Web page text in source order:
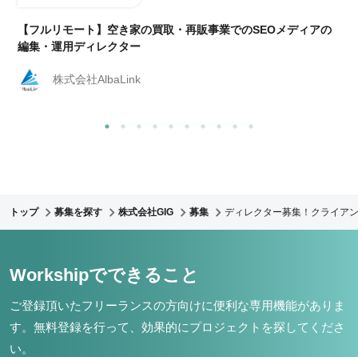
【フルリモート】空き家の買取・再販事業でのSEOメディアの
編集・運用ディレクター
株式会社AlbaLink
トップ 募集を探す 株式会社GIG 募集 ディレクター募集！クライア
Workshipでできること
ご登録頂いたフリーランスの方向けに便利な専用機能がありま
す。 無料登録を行って、効果的にプロジェクトを探してくださ
い。